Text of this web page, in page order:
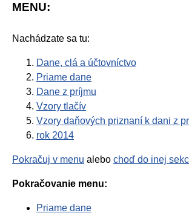
MENU:
Nachádzate sa tu:
Dane, clá a účtovníctvo
Priame dane
Dane z príjmu
Vzory tlačív
Vzory daňových priznaní k dani z
rok 2014
Pokračuj v menu alebo choď do inej
Pokračovanie menu:
Priame dane